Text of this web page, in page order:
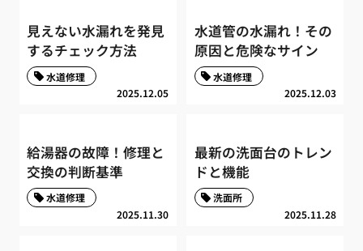
見えない水漏れを発見
するチェック方法
2025.12.05
水道修理
水道管の水漏れ！その
原因と危険なサイン
2025.12.03
水道修理
給湯器の故障！修理と
交換の判断基準
2025.11.30
水道修理
最新の洗面台のトレン
ドと機能
2025.11.28
洗面所